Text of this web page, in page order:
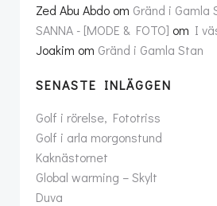
Zed Abu Abdo om Gränd i Gamla
SANNA - [MODE & FOTO] om I
Joakim om Gränd i Gamla Stan
SENASTE INLÄGGEN
Golf i rörelse, Fototriss
Golf i arla morgonstund
Kaknästornet
Global warming – Skylt
Duva